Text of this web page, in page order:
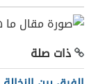
ذات صلة